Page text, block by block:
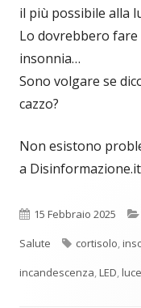
il più possibile alla
Lo dovrebbero
insonnia…
Sono volgare se
cazzo?
Non esistono
a Disinformazione.it
Pubblicato
15 Febbraio 2025
Salute
Tag
cortisolo
incandescenza LED